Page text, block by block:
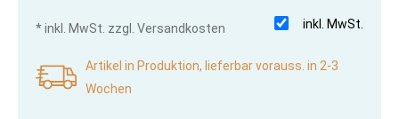
inkl. MwSt.
* inkl. MwSt. zzgl. Versandkosten
Artikel in Produktion, lieferbar vorauss. in 2-3
Wochen